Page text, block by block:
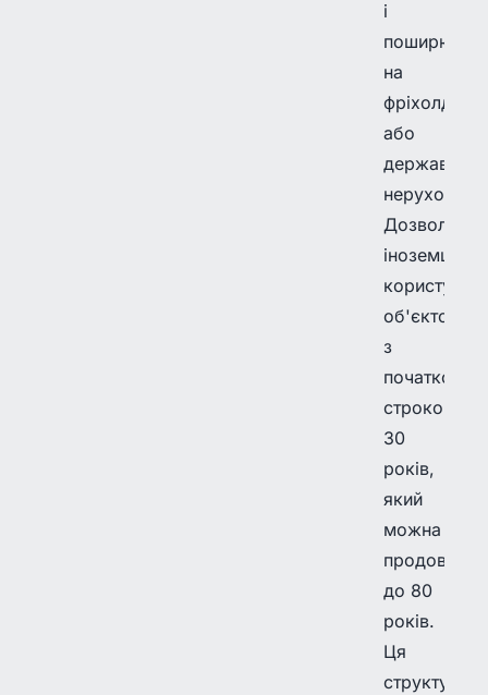
і
на
фріхолд
або
державну
Дозволяє
іноземцям
об'єктом
з
початковим
строком
30
років,
який
можна
продовжити
до 80
років.
Ця
структура